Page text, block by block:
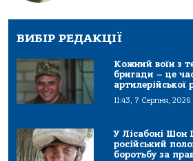
ВИБІР РЕДАКЦІЇ
Кожний воїн з
бригади – це
артилерійської
11:43, 7 Серпня, 2026
У Лісабоні Шон
російський
боротьбу за